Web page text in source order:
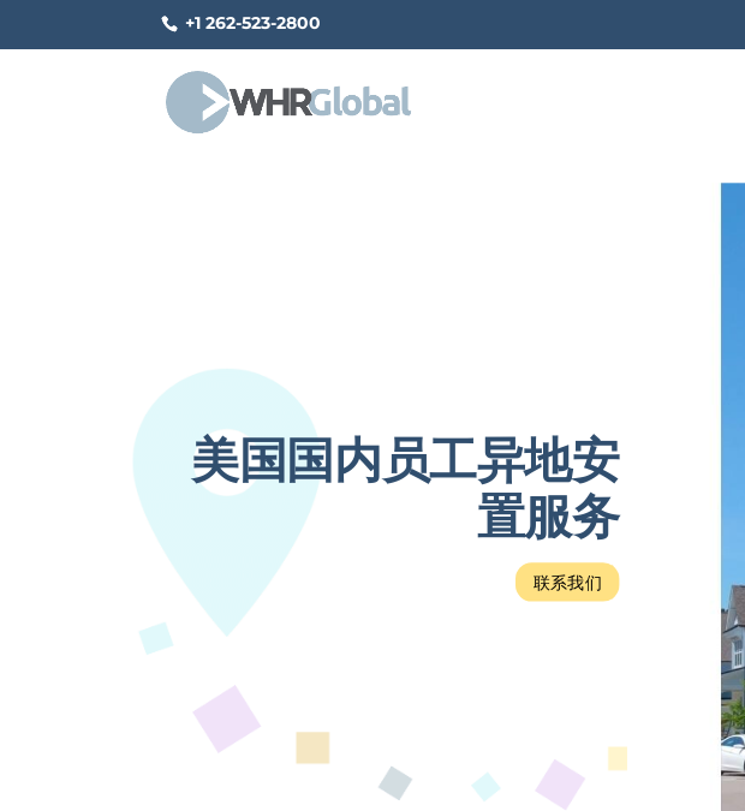
+1 262-523-2800
美国国内员工异地安
置服务
联系我们